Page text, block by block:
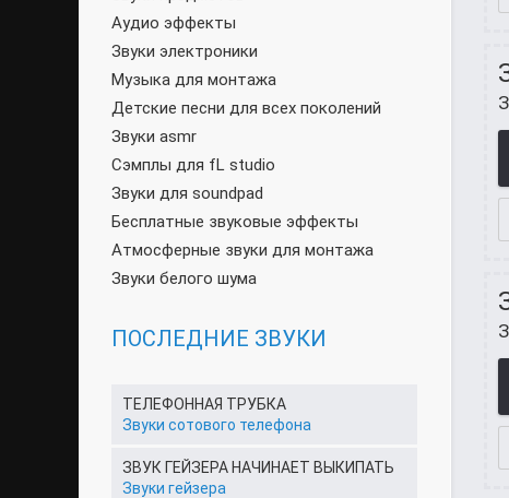
Аудио эффекты
Звуки электроники
Музыка для монтажа
Детские песни для всех поколений
Звуки asmr
Сэмплы для fL studio
Звуки для soundpad
Бесплатные звуковые эффекты
Атмосферные звуки для монтажа
Звуки белого шума
ПОСЛЕДНИЕ ЗВУКИ
ТЕЛЕФОННАЯ ТРУБКА
Звуки сотового телефона
ЗВУК ГЕЙЗЕРА НАЧИНАЕТ ВЫКИПАТЬ
Звуки гейзера